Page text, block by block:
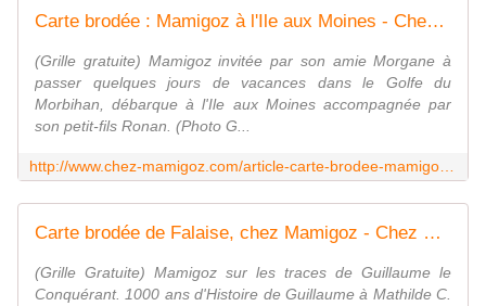
Carte brodée : Mamigoz à l'Ile aux Moines - Chez Mamigoz
(Grille gratuite) Mamigoz invitée par son amie Morgane à
passer quelques jours de vacances dans le Golfe du
Morbihan, débarque à l'Ile aux Moines accompagnée par
son petit-fils Ronan. (Photo G...
Carte brodée de Falaise, chez Mamigoz - Chez Mamigoz
(Grille Gratuite) Mamigoz sur les traces de Guillaume le
Conquérant. 1000 ans d'Histoire de Guillaume à Mathilde C.